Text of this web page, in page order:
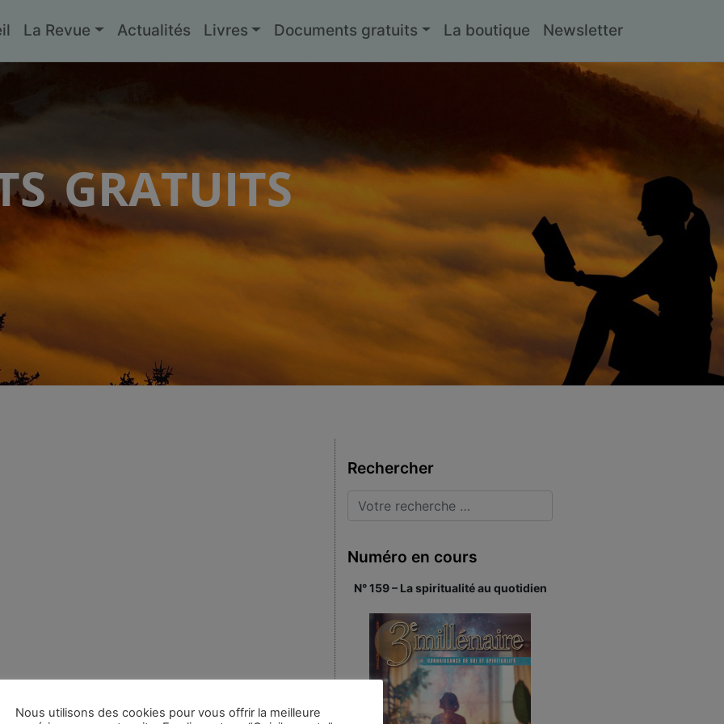
La Revue Actualités Livres Documents gratuits La boutique Newsletter
gratuits
Mots-clés :Bauls
Rechercher
Numéro en cours
N° 159 – La spiritualité au quotidien
Nous utilisons des cookies pour vous offrir la meilleure